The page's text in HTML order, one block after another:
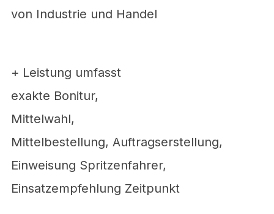
von Industrie und Handel
+ Leistung umfasst
exakte Bonitur,
Mittelwahl,
Mittelbestellung, Auftragserstellung,
Einweisung Spritzenfahrer,
Einsatzempfehlung Zeitpunkt